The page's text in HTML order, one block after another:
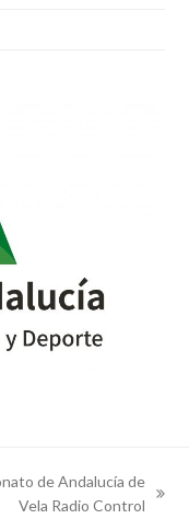
de Andalucía de
Vela Radio Control